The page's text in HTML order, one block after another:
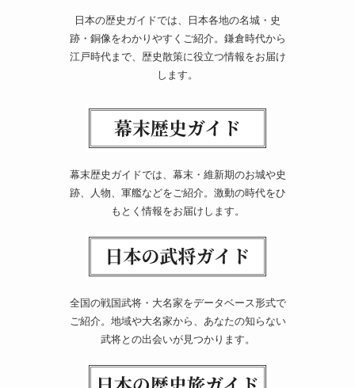
日本の歴史ガイドでは、日本各地の名城・史
跡・銅像をわかりやすくご紹介。鎌倉時代から
江戸時代まで、歴史散策に役立つ情報をお届け
します。
幕末歴史ガイドでは、幕末・維新期のお城や史
跡、人物、軍艦などをご紹介。激動の時代をひ
もとく情報をお届けします。
全国の戦国武将・大名家をデータベース形式で
ご紹介。地域や大名家から、あなたの知らない
武将との出会いが見つかります。